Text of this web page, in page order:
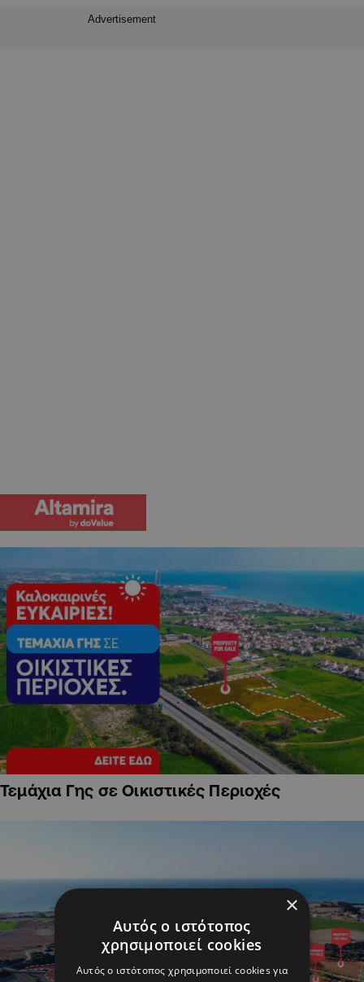
Advertisement
Τεμάχια Γης σε Οικιστικές Περιοχές
×
Αυτός ο ιστότοπος
χρησιμοποιεί cookies
Αυτός ο ιστότοπος χρησιμοποιεί cookies για